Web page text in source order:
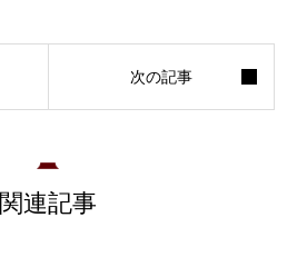
関連記事